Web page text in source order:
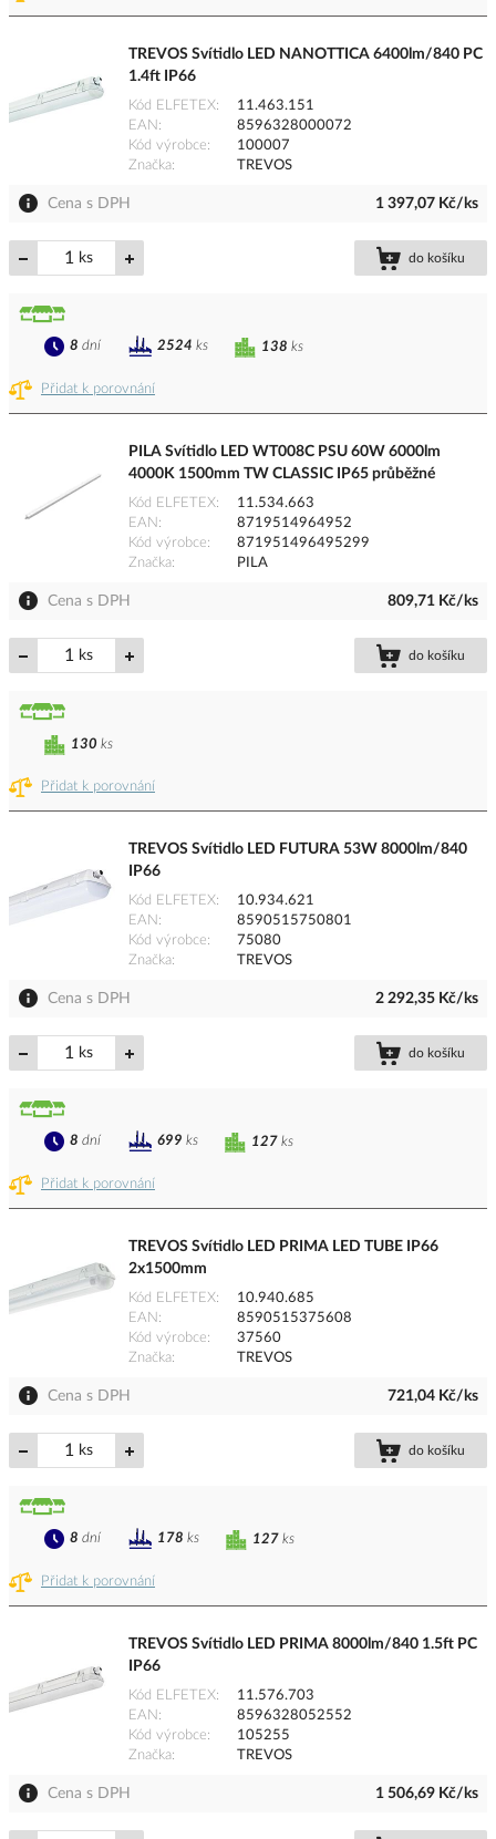
TREVOS Svítidlo LED NANOTTICA 6400lm/840 PC
1.4ft IP66
Kód ELFETEX
11.463.151
EAN
8596328000072
Kód výrobce
100007
Značka
TREVOS
Cena s DPH 1 397,07 Kč/ks
ks do košíku
Přidat k porovnání
138 ks
8 dní 2524 ks
PILA Svítidlo LED WT008C PSU 60W 6000lm
4000K 1500mm TW CLASSIC IP65 průběžné
Kód ELFETEX
11.534.663
EAN
8719514964952
Kód výrobce
871951496495299
Značka
PILA
Cena s DPH 809,71 Kč/ks
ks do košíku
Přidat k porovnání
130 ks
TREVOS Svítidlo LED FUTURA 53W 8000lm/840
IP66
Kód ELFETEX
10.934.621
EAN
8590515750801
Kód výrobce
75080
Značka
TREVOS
Cena s DPH 2 292,35 Kč/ks
ks do košíku
Přidat k porovnání
127 ks
8 dní 699 ks
TREVOS Svítidlo LED PRIMA LED TUBE IP66
2x1500mm
Kód ELFETEX
10.940.685
EAN
8590515375608
Kód výrobce
37560
Značka
TREVOS
Cena s DPH 721,04 Kč/ks
ks do košíku
Přidat k porovnání
127 ks
8 dní 178 ks
TREVOS Svítidlo LED PRIMA 8000lm/840 1.5ft PC
IP66
Kód ELFETEX
11.576.703
EAN
8596328052552
Kód výrobce
105255
Značka
TREVOS
Cena s DPH 1 506,69 Kč/ks